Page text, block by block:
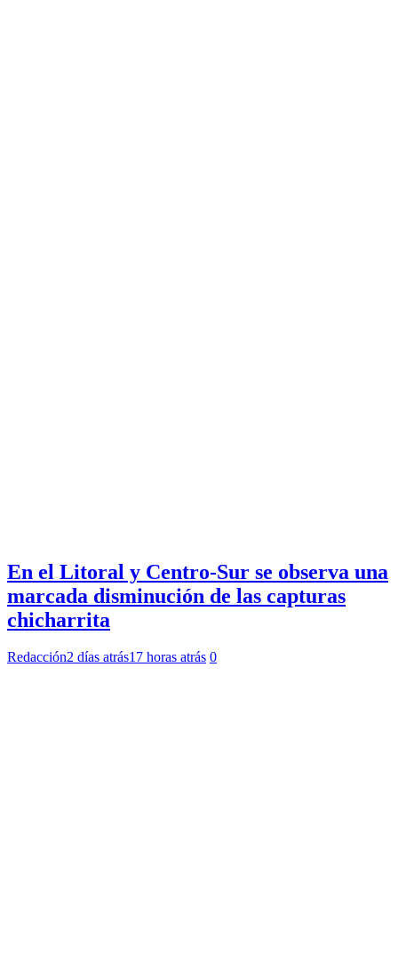
En el Litoral y Centro-Sur se observa una
marcada disminución de las capturas
chicharrita
Redacción2 días atrás17 horas atrás 0